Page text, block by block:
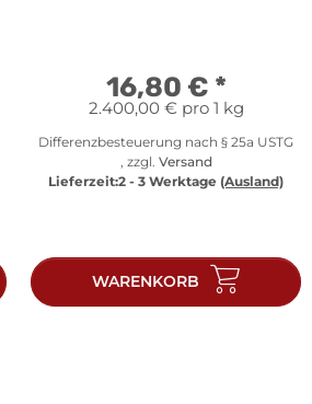
16,80 € *
2.400,00 € pro 1 kg
Differenzbesteuerung nach § 25a USTG
, zzgl. Versand
Lieferzeit:2 - 3 Werktage (Ausland)
WARENKORB